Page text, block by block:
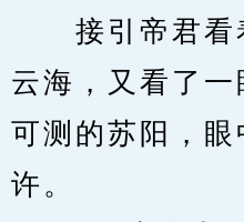
接引帝君看
云海，又看了
可测的苏阳，眼
许。